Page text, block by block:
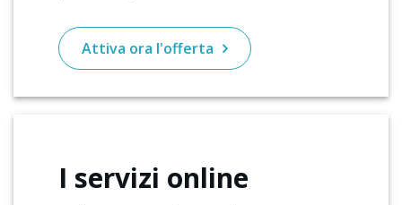
Attiva ora l'offerta
I servizi online